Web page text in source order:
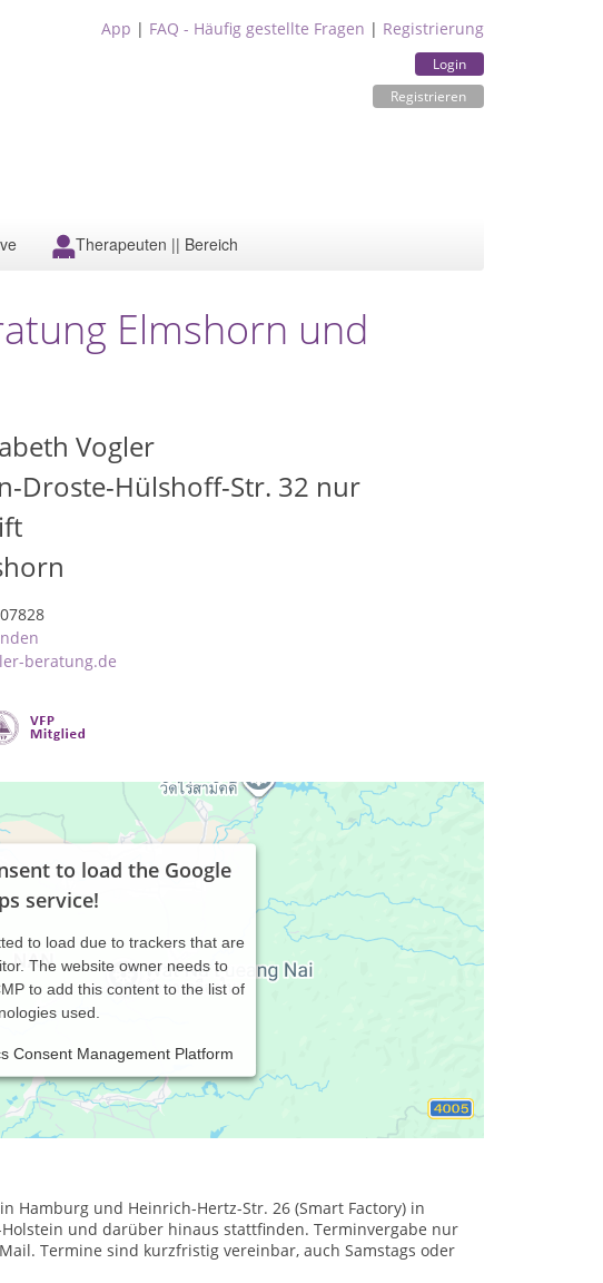
App | FAQ - Häufig gestellte Fragen | Registrierung
Login
Registrieren
Therapeuten || Bereich
Elmshorn und
Vogler
Droste-Hülshoff-Str. 32 nur
beratung.de
to load the Google
service!
to load due to trackers that are
The website owner needs to
to add this content to the list of
used.
Consent Management Platform
Begleitung in besonderen Lebensphasen, Systemisches
Themen, Beratung an einem anderen Ort
Hamburg und Heinrich-Hertz-Str. 26 (Smart Factory) in
und darüber hinaus stattfinden. Terminvergabe nur
Termine sind kurzfristig vereinbar, auch Samstags oder